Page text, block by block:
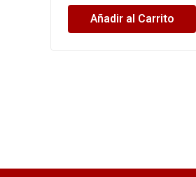
Añadir al Carrito